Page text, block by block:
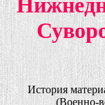
История
(Военно-